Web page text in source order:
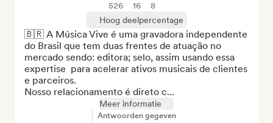
526 16
8
Hoog deelpercentage
🇧🇷 A Música Vive é uma gravadora independente
do Brasil que tem duas frentes de atuação no
mercado sendo: editora; selo, assim usando essa
expertise  para acelerar ativos musicais de clientes
e parceiros.
Nosso relacionamento é direto c...
Meer informatie
Antwoorden gegeven